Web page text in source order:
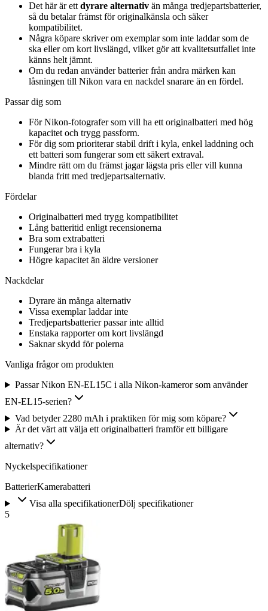
Det här är ett dyrare alternativ än många tredjepartsbatterier,
så du betalar främst för originalkänsla och säker
kompatibilitet.
Några köpare skriver om exemplar som inte laddar som de
ska eller om kort livslängd, vilket gör att kvalitetsutfallet inte
känns helt jämnt.
Om du redan använder batterier från andra märken kan
låsningen till Nikon vara en nackdel snarare än en fördel.
Passar dig som
För Nikon-fotografer som vill ha ett originalbatteri med hög
kapacitet och trygg passform.
För dig som prioriterar stabil drift i kyla, enkel laddning och
ett batteri som fungerar som ett säkert extraval.
Mindre rätt om du främst jagar lägsta pris eller vill kunna
blanda fritt med tredjepartsalternativ.
Fördelar
Originalbatteri med trygg kompatibilitet
Lång batteritid enligt recensionerna
Bra som extrabatteri
Fungerar bra i kyla
Högre kapacitet än äldre versioner
Nackdelar
Dyrare än många alternativ
Vissa exemplar laddar inte
Tredjepartsbatterier passar inte alltid
Enstaka rapporter om kort livslängd
Saknar skydd för polerna
Vanliga frågor om produkten
Passar Nikon EN-EL15C i alla Nikon-kameror som använder
EN-EL15-serien?
Vad betyder 2280 mAh i praktiken för mig som köpare?
Är det värt att välja ett originalbatteri framför ett billigare
alternativ?
Nyckelspecifikationer
BatterierKamerabatteri
Visa alla specifikationerDölj specifikationer
5